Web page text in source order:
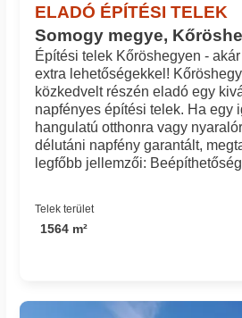
ELADÓ ÉPÍTÉSI TELEK
Somogy megye,
Építési telek Kőröshegyen -
extra lehetőségekkel!
közkedvelt részén eladó egy
napfényes építési telek. Ha egy
hangulatú otthonra vagy
délutáni napfény garantált,
legfőbb jellemzői:
Telek terület
1564 m²